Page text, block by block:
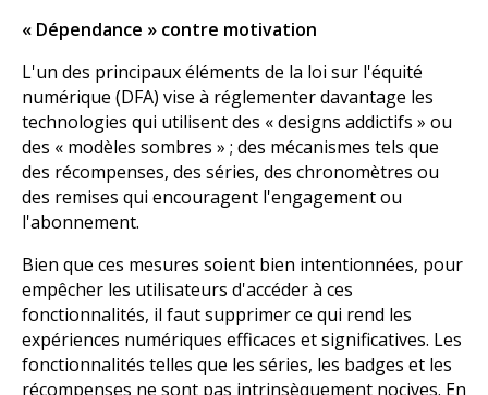
« Dépendance » contre motivation
L'un des principaux éléments de la loi sur l'équité
numérique (DFA) vise à réglementer davantage les
technologies qui utilisent des « designs addictifs » ou
des « modèles sombres » ; des mécanismes tels que
des récompenses, des séries, des chronomètres ou
des remises qui encouragent l'engagement ou
l'abonnement.
Bien que ces mesures soient bien intentionnées, pour
empêcher les utilisateurs d'accéder à ces
fonctionnalités, il faut supprimer ce qui rend les
expériences numériques efficaces et significatives. Les
fonctionnalités telles que les séries, les badges et les
récompenses ne sont pas intrinsèquement nocives. En